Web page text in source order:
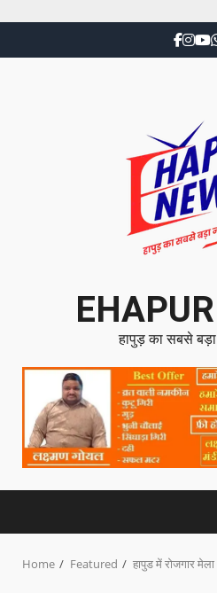
हापुड़ का सबसे
Home Featured हापुड में रोजगार